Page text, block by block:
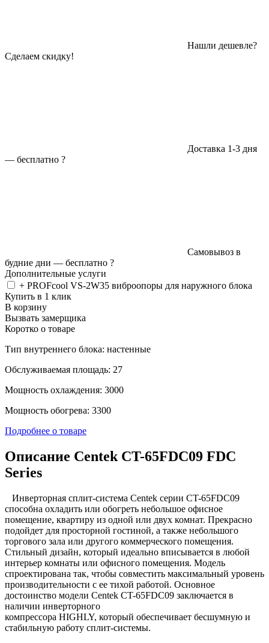
Нашли дешевле?
Сделаем скидку!
Доставка 1-3 дня
— бесплатно ?
Самовывоз в
будние дни — бесплатно ?
Дополнительные услуги
+ PROFcool VS-2W35 виброопоры для наружного блока
Купить в 1 клик
В корзину
Вызвать замерщика
Коротко о товаре
Тип внутреннего блока: настенные
Обслуживаемая площадь: 27
Мощность охлаждения: 3000
Мощность обогрева: 3300
Подробнее о товаре
Описание Centek CT-65FDC09 FDC
Series
Инверторная сплит-система Centek серии CT-65FDC09
способна охладить или обогреть небольшое офисное
помещение, квартиру из одной или двух комнат. Прекрасно
подойдет для просторной гостиной, а также небольшого
торгового зала или другого коммерческого помещения.
Стильный дизайн, который идеально вписывается в любой
интерьер комнаты или офисного помещения. Модель
спроектирована так, чтобы совместить максимальный уровень
производительности с ее тихой работой. Основное
достоинство модели Centek CT-65FDC09 заключается в
наличии инверторного
компрессора HIGHLY, который обеспечивает бесшумную и
стабильную работу сплит-системы.